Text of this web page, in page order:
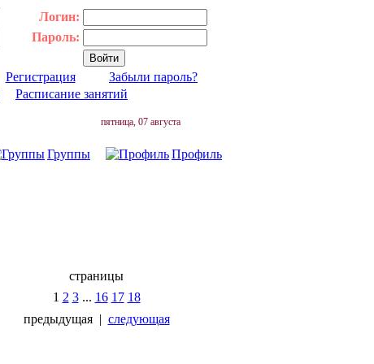
Логин:
Пароль:
Регистрация
Забыли пароль?
Расписание занятий
пятница, 07 августа
Группы Профиль
страницы
1 2 3... 16 17 18
предыдущая| следующая